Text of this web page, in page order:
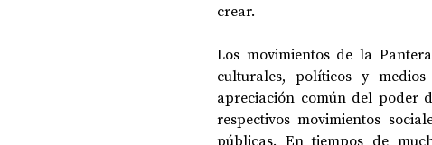
crear.
Los movimientos de la
culturales, políticos y
apreciación común del poder
respectivos movimientos
públicas. En tiempos de